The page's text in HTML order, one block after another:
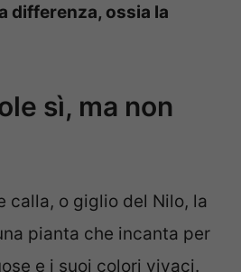
differenza, ossia la
sì, ma non
calla, o giglio del Nilo, la
pianta che incanta per
e i suoi colori vivaci.